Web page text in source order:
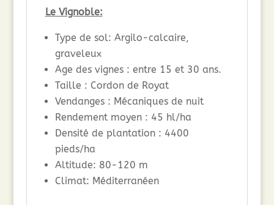
Le Vignoble:
Type de sol: Argilo-calcaire,
graveleux
Age des vignes : entre 15 et 30 ans.
Taille : Cordon de Royat
Vendanges : Mécaniques de nuit
Rendement moyen : 45 hl/ha
Densité de plantation : 4400
pieds/ha
Altitude: 80-120 m
Climat: Méditerranéen